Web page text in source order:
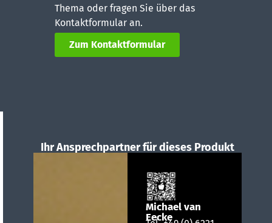
Thema oder fragen Sie über das
Kontaktformular an.
Zum Kontaktformular
Ihr Ansprechpartner für dieses Produkt
Michael van
Eecke